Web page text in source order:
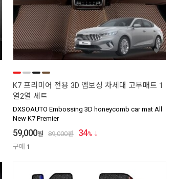
K7 프리미어 전용 3D 엠보싱 차세대 고무매트 1
열2열 세트
DXSOAUTO Embossing 3D honeycomb car mat All
New K7 Premier
59,000원 89,000원 34%
구매 1